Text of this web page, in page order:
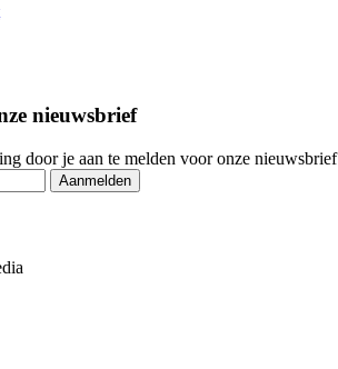
nieuwsbrief
door je aan te melden voor onze nieuwsbrief
Aanmelden